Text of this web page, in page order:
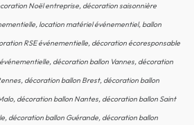
Noël entreprise, décoration saisonnière
location matériel événementiel, ballon
RSE événementielle, décoration écoresponsable
décoration ballon Vannes, décoration
décoration ballon Brest, décoration ballon
décoration ballon Nantes, décoration ballon Saint
décoration ballon Guérande, décoration ballon